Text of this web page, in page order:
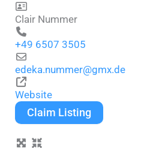
Clair Nummer
+49 6507 3505
edeka.nummer@gmx.de
Website
Claim Listing